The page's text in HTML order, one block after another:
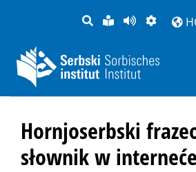
PYTANJE
LOCHKA
RĚČ
STRONU
PŘEDČITAĆ
Hornjoserbski
słownik w interneće